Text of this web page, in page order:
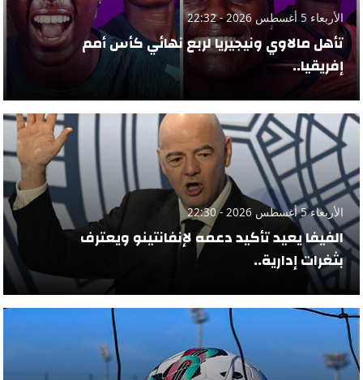
الأربعاء 5 أغسطس 2026 - 22:32
تأهل مالاوي ونيجيريا لربع نهائي كأس أمم
إفريقيا..
الأربعاء 5 أغسطس 2026 - 22:30
الفيفا يعيد تأكيد دعمه لإنفانتينو ويعترف
بثغرات إدارية..